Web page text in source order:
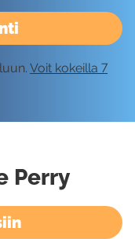
Voit kokeilla 7
Perry